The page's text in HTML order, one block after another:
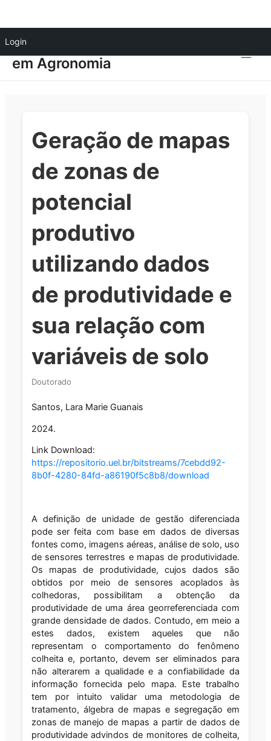
Login
para
o
conteúdo
Programa de Pós-graduação
em Agronomia
Geração de mapas
de zonas de
potencial
produtivo
utilizando dados
de produtividade e
sua relação com
variáveis de solo
Doutorado
Santos, Lara Marie Guanais
2024.
Link Download:
https://repositorio.uel.br/bitstreams/7cebdd92-
8b0f-4280-84fd-a86190f5c8b8/download
A definição de unidade de gestão diferenciada
pode ser feita com base em dados de diversas
fontes como, imagens aéreas, análise de solo, uso
de sensores terrestres e mapas de produtividade.
Os mapas de produtividade, cujos dados são
obtidos por meio de sensores acoplados às
colhedoras, possibilitam a obtenção da
produtividade de uma área georreferenciada com
grande densidade de dados. Contudo, em meio a
estes dados, existem aqueles que não
representam o comportamento do fenômeno
colheita e, portanto, devem ser eliminados para
não alterarem a qualidade e a confiabilidade da
informação fornecida pelo mapa. Este trabalho
tem por intuito validar uma metodologia de
tratamento, álgebra de mapas e segregação em
zonas de manejo de mapas a partir de dados de
produtividade advindos de monitores de colheita,